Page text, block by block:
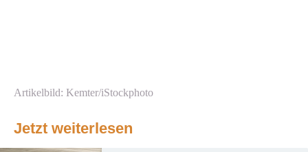
Artikelbild: Kemter/iStockphoto
Jetzt weiterlesen